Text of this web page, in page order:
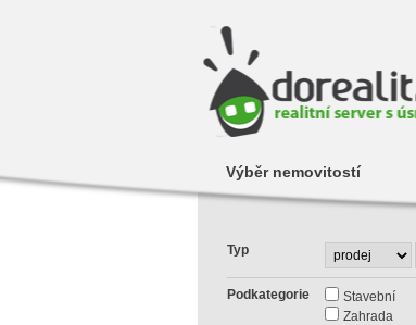
Výběr nemovitostí
Typ
Podkategorie Stavební
Zahrada